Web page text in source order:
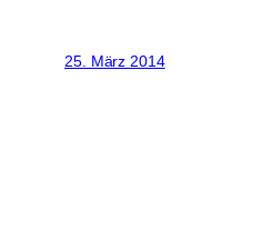
25. März 2014